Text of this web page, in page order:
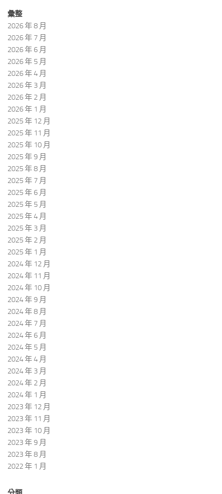
彙整
2026 年 8 月
2026 年 7 月
2026 年 6 月
2026 年 5 月
2026 年 4 月
2026 年 3 月
2026 年 2 月
2026 年 1 月
2025 年 12 月
2025 年 11 月
2025 年 10 月
2025 年 9 月
2025 年 8 月
2025 年 7 月
2025 年 6 月
2025 年 5 月
2025 年 4 月
2025 年 3 月
2025 年 2 月
2025 年 1 月
2024 年 12 月
2024 年 11 月
2024 年 10 月
2024 年 9 月
2024 年 8 月
2024 年 7 月
2024 年 6 月
2024 年 5 月
2024 年 4 月
2024 年 3 月
2024 年 2 月
2024 年 1 月
2023 年 12 月
2023 年 11 月
2023 年 10 月
2023 年 9 月
2023 年 8 月
2022 年 1 月